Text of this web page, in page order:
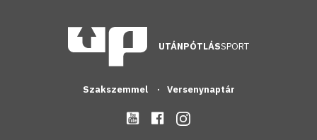
UTÁNPÓTLÁSSPORT
Szakszemmel Versenynaptár